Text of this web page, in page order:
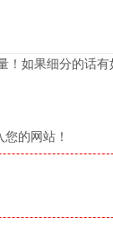
如果细分的话有
的网站！